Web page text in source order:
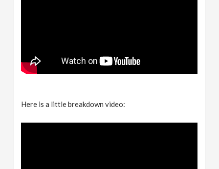
Here is a little breakdown video: